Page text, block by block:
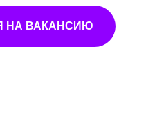
НА ВАКАНСИЮ